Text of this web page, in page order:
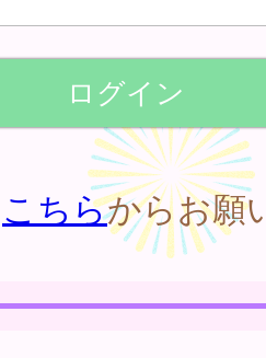
こちらからお願